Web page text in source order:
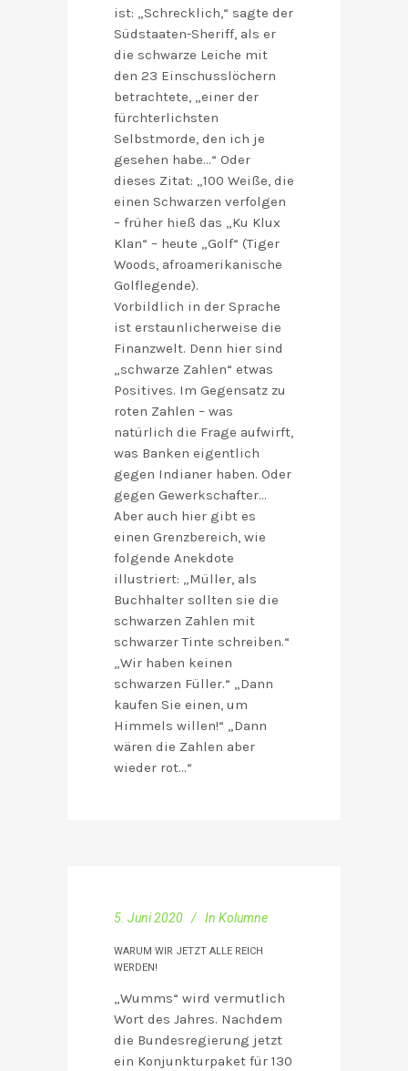
ist: „Schrecklich,“ sagte der
Südstaaten-Sheriff, als er
die schwarze Leiche mit
den 23 Einschusslöchern
betrachtete, „einer der
fürchterlichsten
Selbstmorde, den ich je
gesehen habe…“ Oder
dieses Zitat: „100 Weiße, die
einen Schwarzen verfolgen
– früher hieß das „Ku Klux
Klan“ – heute „Golf“ (Tiger
Woods, afroamerikanische
Golflegende).
Vorbildlich in der Sprache
ist erstaunlicherweise die
Finanzwelt. Denn hier sind
„schwarze Zahlen“ etwas
Positives. Im Gegensatz zu
roten Zahlen – was
natürlich die Frage aufwirft,
was Banken eigentlich
gegen Indianer haben. Oder
gegen Gewerkschafter…
Aber auch hier gibt es
einen Grenzbereich, wie
folgende Anekdote
illustriert: „Müller, als
Buchhalter sollten sie die
schwarzen Zahlen mit
schwarzer Tinte schreiben.“
„Wir haben keinen
schwarzen Füller.“ „Dann
kaufen Sie einen, um
Himmels willen!“ „Dann
wären die Zahlen aber
wieder rot…“
5. Juni 2020 In Kolumne
WARUM WIR JETZT ALLE REICH
WERDEN!
„Wumms“ wird vermutlich
Wort des Jahres. Nachdem
die Bundesregierung jetzt
ein Konjunkturpaket für 130